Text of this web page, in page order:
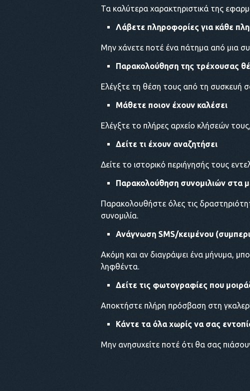
Τα καλύτερα χαρακτηριστικά της
Λάβετε πληροφορίες για κάθε
Μην χάνετε ποτέ ένα πάτημα από μια
Παρακολούθηση της τρέχουσας
Ελέγξτε τη θέση τους από τη συσκευή
Μάθετε ποιον έχουν καλέσει
Ελέγξτε το πλήρες αρχείο κλήσεών
Δείτε τι έχουν αναζητήσει
Δείτε το ιστορικό περιήγησής τους
Παρακολούθηση συνομιλιών στα
Παρακολουθήστε όλες τις
συνομιλία.
Ανάγνωση SMS/κειμένου
Ακόμη και αν διαγράψει ένα μήνυμα,
ληφθέντα.
Δείτε τις φωτογραφίες που
Αποκτήστε πλήρη πρόσβαση στη
Κάντε τα όλα χωρίς να σας
Μην ανησυχείτε ποτέ ότι θα σας